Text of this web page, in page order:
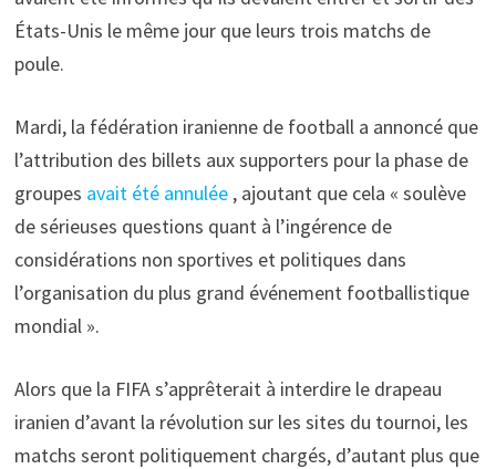
États-Unis le même jour que leurs trois matchs de
poule.
Mardi, la fédération iranienne de football a annoncé que
l’attribution des billets aux supporters pour la phase de
groupes avait été annulée, ajoutant que cela « soulève
de sérieuses questions quant à l’ingérence de
considérations non sportives et politiques dans
l’organisation du plus grand événement footballistique
mondial ».
Alors que la FIFA s’apprêterait à interdire le drapeau
iranien d’avant la révolution sur les sites du tournoi, les
matchs seront politiquement chargés, d’autant plus que